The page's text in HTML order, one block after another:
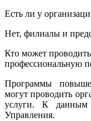
Есть ли у
Нет, филиалы и
Кто может
профессиональную
Программы
могут проводить
услуги. К
Управления.